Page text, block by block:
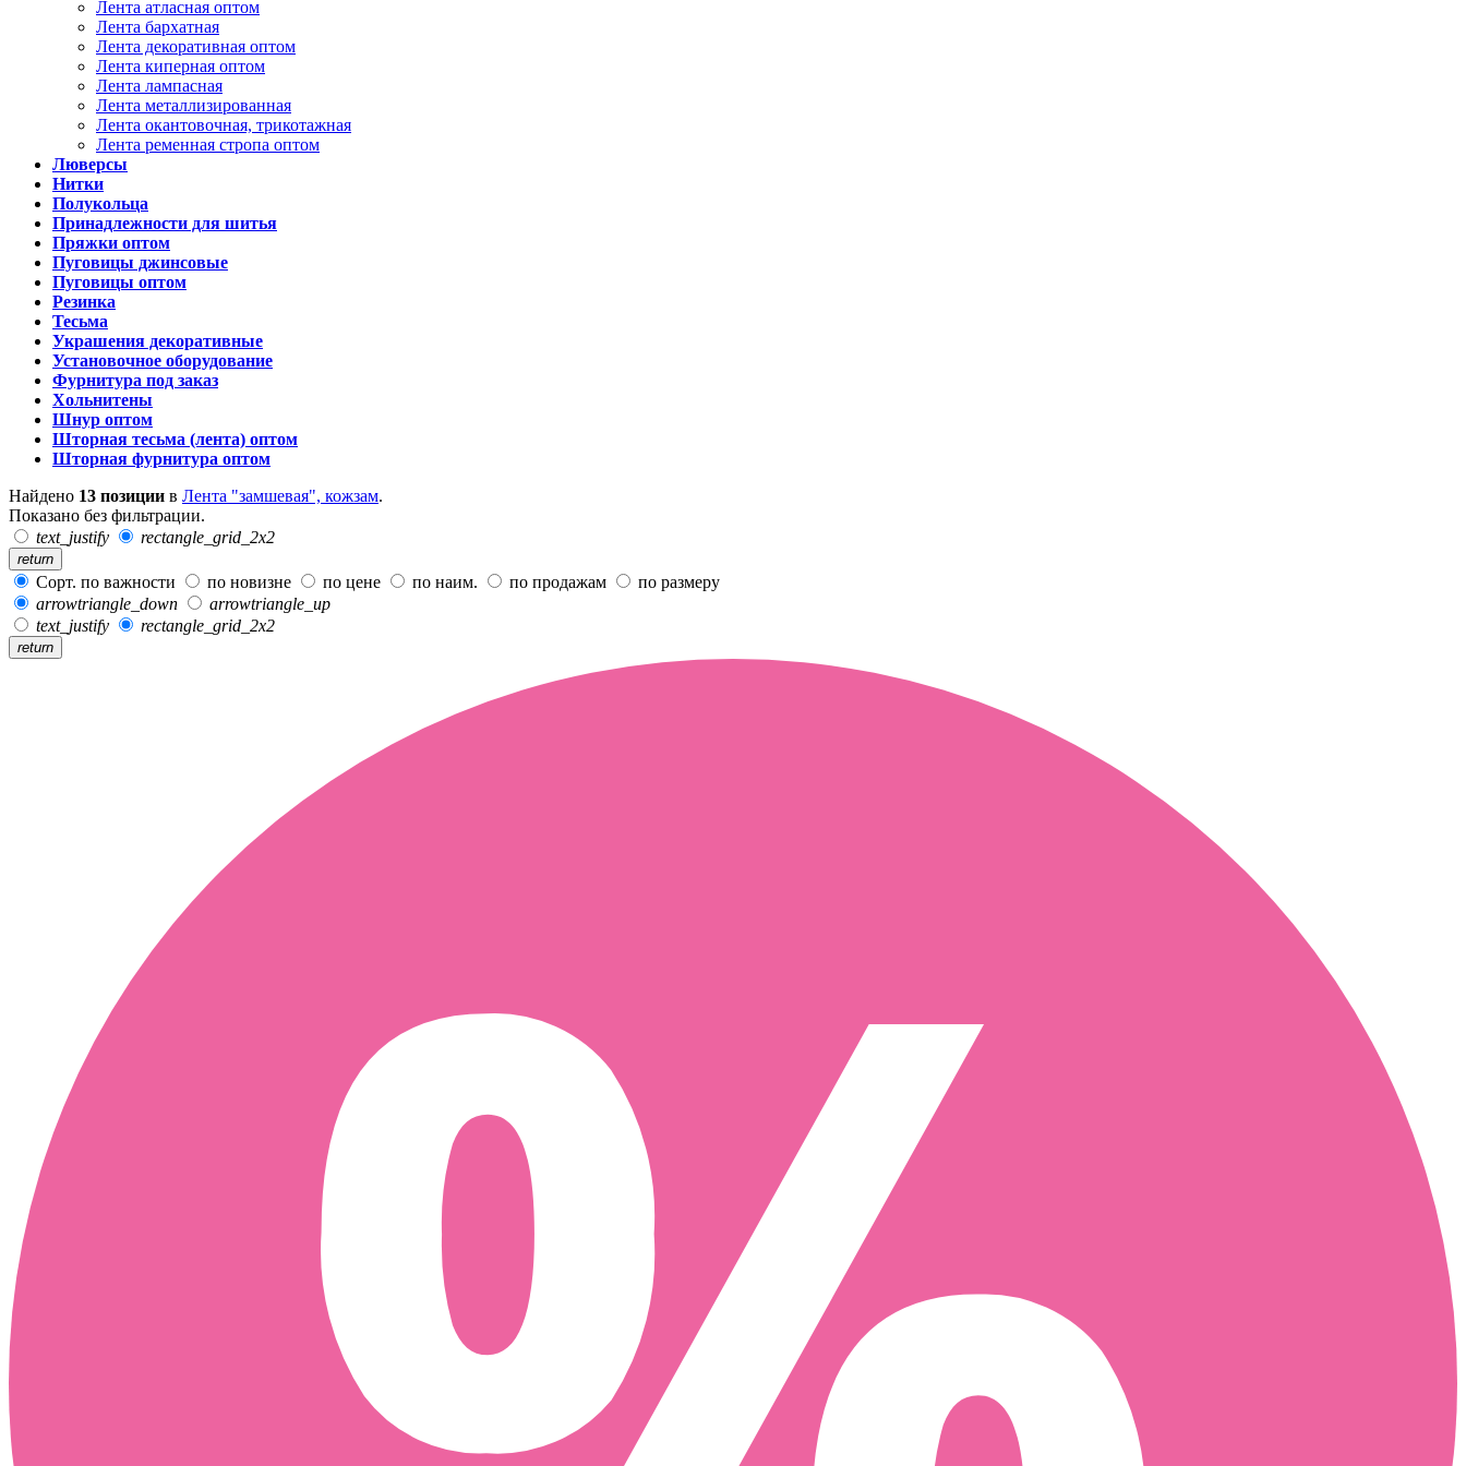
Лента атласная оптом
Лента бархатная
Лента декоративная оптом
Лента киперная оптом
Лента лампасная
Лента металлизированная
Лента окантовочная, трикотажная
Лента ременная стропа оптом
Люверсы
Нитки
Полукольца
Принадлежности для шитья
Пряжки оптом
Пуговицы джинсовые
Пуговицы оптом
Резинка
Тесьма
Украшения декоративные
Установочное оборудование
Фурнитура под заказ
Хольнитены
Шнур оптом
Шторная тесьма (лента) оптом
Шторная фурнитура оптом
Найдено 13 позиции в Лента "замшевая", кожзам.
Показано без фильтрации.
text_justify
rectangle_grid_2x2
return
Сорт. по важности по новизне по цене по наим. по продажам
по размеру
arrowtriangle_down
arrowtriangle_up
text_justify
rectangle_grid_2x2
return